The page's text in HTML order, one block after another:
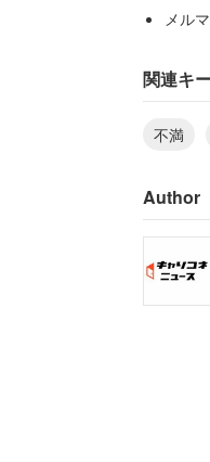
メル
関連キ
不満
Author